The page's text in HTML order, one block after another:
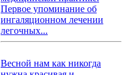
Первое упоминание об
ингаляционном лечении
легочных...
Весной нам как никогда